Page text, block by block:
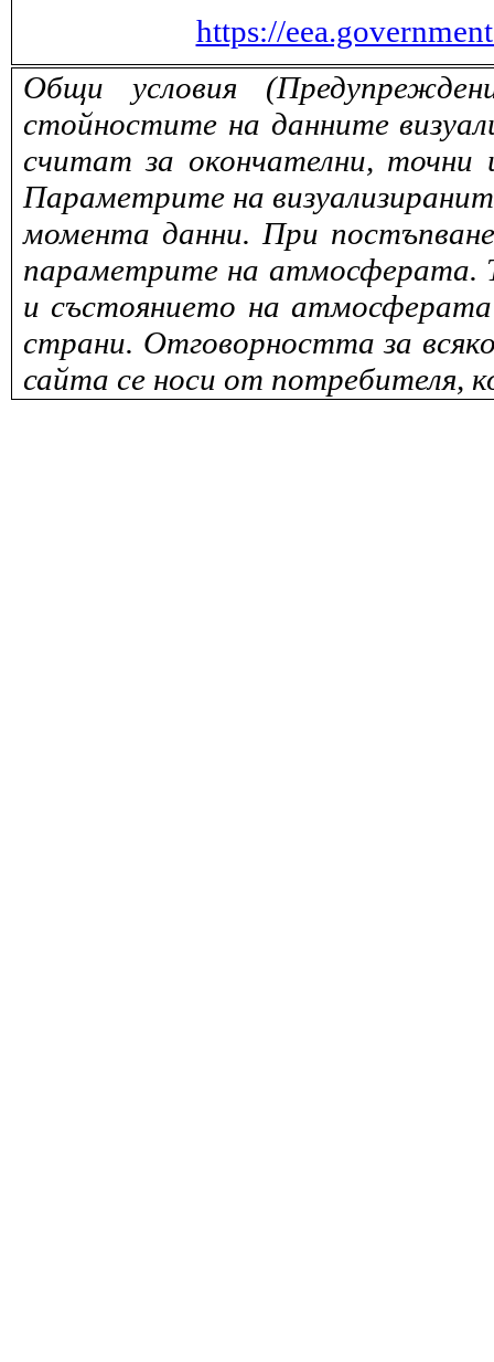
https://
Общи условия
стойностите на данните
считат за окончателни,
Параметрите на
момента данни. При
параметрите на атмосферата.
и състоянието на
страни. Отговорността за
сайта се носи от потребителя,